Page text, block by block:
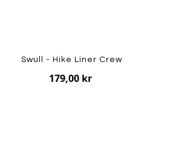
Swull - Hike Liner Crew
179,00 kr